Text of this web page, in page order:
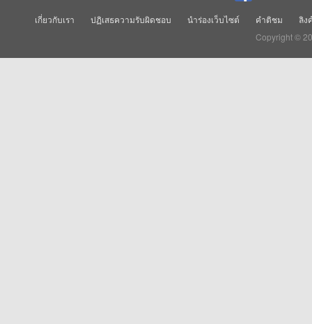
เกี่ยวกับเรา ปฏิเสธความรับผิดชอบ นำร่องเว็บไซต์ คำติชม
ลิง
Copyright ©